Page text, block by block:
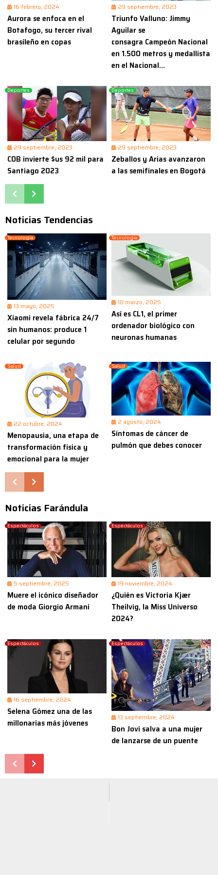
16 febrero, 2024
Aurora se enfoca en el
Botafogo, su tercer rival
brasileño en copas
29 septiembre, 2023
Triunfo Valluno: Jimmy
Aguilar se
consagra Campeón Nacional
en 1.500 metros y medallista
en el Nacional...
Deportes
29 septiembre, 2023
COB invierte $us 92 mil para
Santiago 2023
Deportes
29 septiembre, 2023
Zeballos y Arias avanzaron
a las semifinales en Bogotá
Noticias Tendencias
Tecnología
13 mayo, 2025
Xiaomi revela fábrica 24/7
sin humanos: produce 1
celular por segundo
Tecnología
10 marzo, 2025
Así es CL1, el primer
ordenador biológico con
neuronas humanas
Salud
22 octubre, 2024
Menopausia, una etapa de
transformación física y
emocional para la mujer
Salud
2 agosto, 2024
Síntomas de cáncer de
pulmón que debes conocer
Noticias Farándula
Espectáculos
5 septiembre, 2025
Muere el icónico diseñador
de moda Giorgio Armani
Espectáculos
19 noviembre, 2024
¿Quién es Victoria Kjær
Theilvig, la Miss Universo
2024?
Espectáculos
16 septiembre, 2024
Selena Gómez una de las
millonarias más jóvenes
Espectáculos
13 septiembre, 2024
Bon Jovi salva a una mujer
de lanzarse de un puente